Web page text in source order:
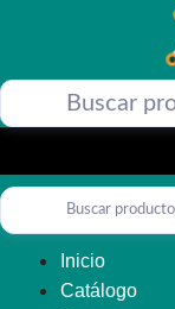
Inicio
Catálogo